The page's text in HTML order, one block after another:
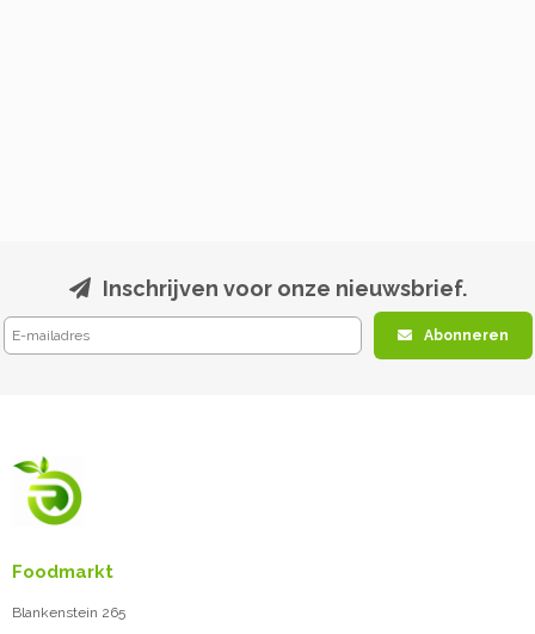
Inschrijven voor onze nieuwsbrief.
Abonneren
Foodmarkt
Blankenstein 265